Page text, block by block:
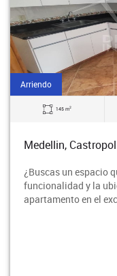
Arriendo
145 m 2
Medellin, Castropol
¿Buscas un espacio
funcionalidad y la
apartamento en el